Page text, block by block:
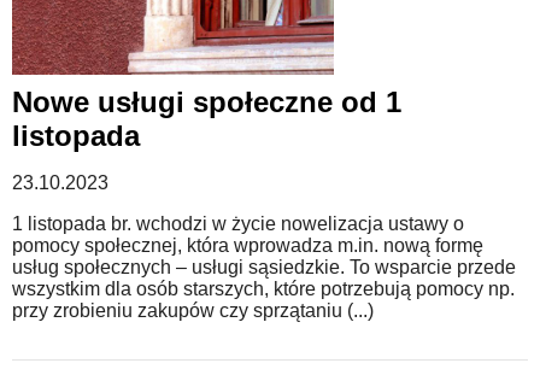
Nowe usługi społeczne od 1
listopada
23.10.2023
1 listopada br. wchodzi w życie nowelizacja ustawy o
pomocy społecznej, która wprowadza m.in. nową formę
usług społecznych – usługi sąsiedzkie. To wsparcie przede
wszystkim dla osób starszych, które potrzebują pomocy np.
przy zrobieniu zakupów czy sprzątaniu (...)